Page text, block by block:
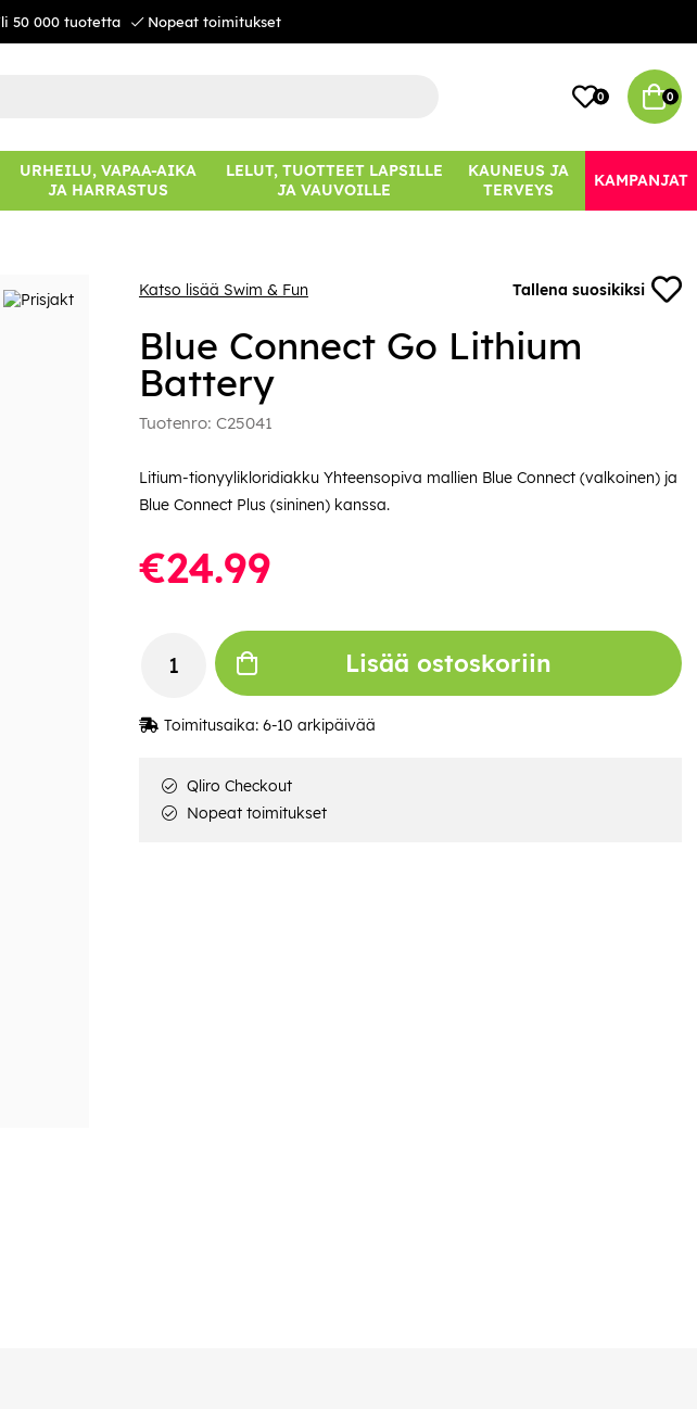
50 000 tuotetta Nopeat toimitukset
0 0
URHEILU, VAPAA-AIKA
JA HARRASTUS
LELUT, TUOTTEET LAPSILLE
JA VAUVOILLE
KAUNEUS JA
TERVEYS
KAMPANJAT
Katso lisää Swim & Fun Tallena suosikiksi
Blue Connect Go Lithium
Battery
Tuotenro: C25041
Litium-tionyylikloridiakku Yhteensopiva mallien Blue Connect (valkoinen) ja
Blue Connect Plus (sininen) kanssa.
€24.99
Lisää ostoskoriin
Toimitusaika: 6-10 arkipäivää
Qliro Checkout
Nopeat toimitukset